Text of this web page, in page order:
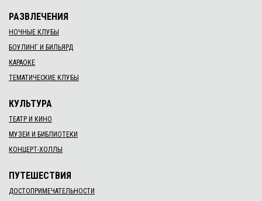
РАЗВЛЕЧЕНИЯ
НОЧНЫЕ КЛУБЫ
БОУЛИНГ И БИЛЬЯРД
КАРАОКЕ
ТЕМАТИЧЕСКИЕ КЛУБЫ
КУЛЬТУРА
ТЕАТР И КИНО
МУЗЕИ И БИБЛИОТЕКИ
КОНЦЕРТ-ХОЛЛЫ
ПУТЕШЕСТВИЯ
ДОСТОПРИМЕЧАТЕЛЬНОСТИ